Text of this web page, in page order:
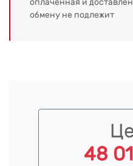
оплаченная и
обмену не подлежит
48